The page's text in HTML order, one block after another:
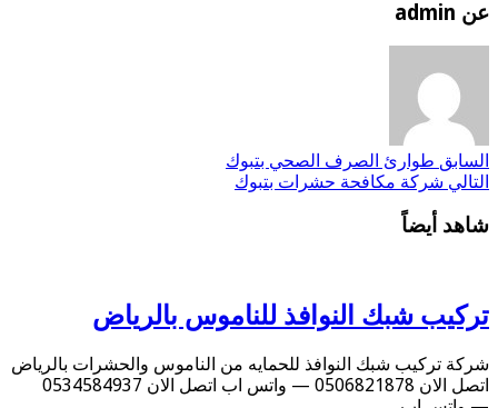
عن admin
السابق طوارئ الصرف الصحي بتبوك
التالي شركة مكافحة حشرات بتبوك
شاهد أيضاً
تركيب شبك النوافذ للناموس بالرياض
شركة تركيب شبك النوافذ للحمايه من الناموس والحشرات بالرياض
اتصل الان 0506821878 — واتس اب اتصل الان 0534584937